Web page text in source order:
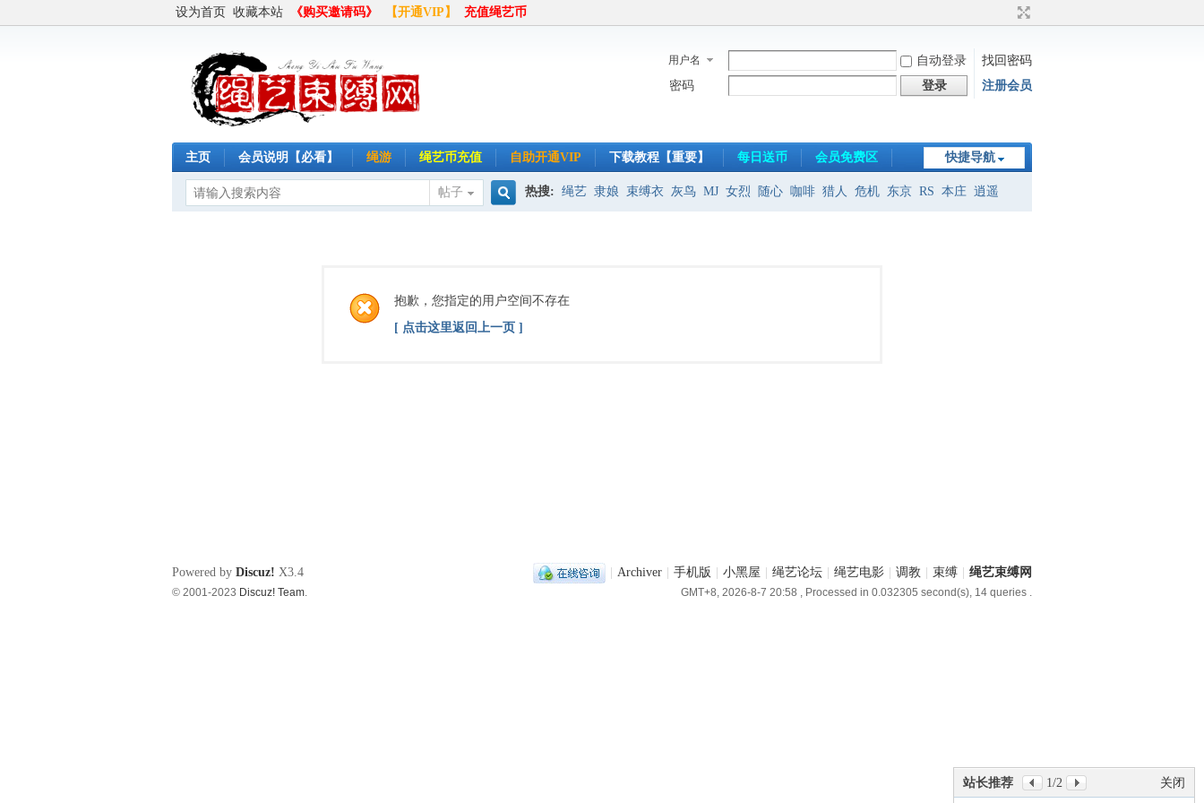
设为首页 收藏本站 《购买邀请码》 【开通VIP】 充值绳艺币
用户名 自动登录
找回密码
密码
登录 注册会员
快捷导航
主页 会员说明【必看】 绳游 绳艺币充值 自助开通VIP 下载教程【重要】 每日送币 会员免费区
帖子
索
热搜: 绳艺 隶娘 束缚衣 灰鸟 MJ 女烈 随心 咖啡 猎人 危机 东京 RS 本庄 逍遥
抱歉，您指定的用户空间不存在
[ 点击这里返回上一页 ]
关闭
站长推荐 1/2
Archiver 手机版 小黑屋 绳艺论坛 绳艺电影 调教 束缚 绳艺束缚网
GMT+8, 2026-8-7 20:58 , Processed in 0.032305 second(s), 14 queries .
Powered by Discuz! X3.4
© 2001-2023 Discuz! Team